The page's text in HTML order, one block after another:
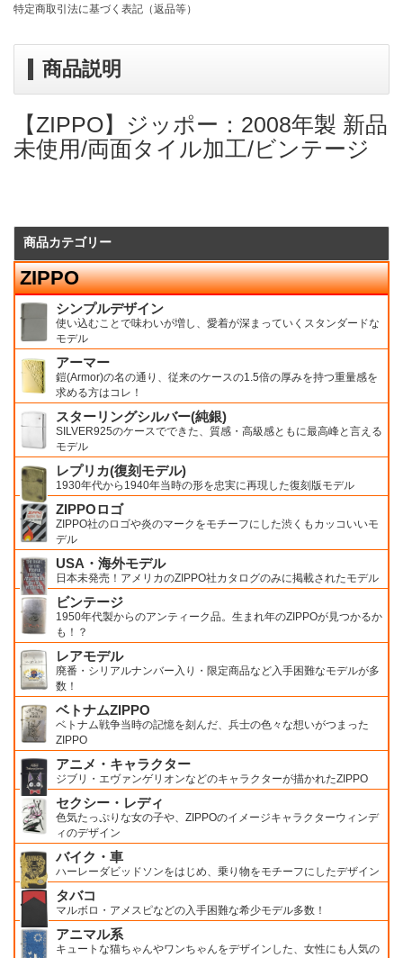
特定商取引法に基づく表記（返品等）
商品説明
【ZIPPO】ジッポー：2008年製 新品
未使用/両面タイル加工/ビンテージ
商品カテゴリー
ZIPPO
シンプルデザイン
使い込むことで味わいが増し、愛着が深まっていくスタンダードな
モデル
アーマー
鎧(Armor)の名の通り、従来のケースの1.5倍の厚みを持つ重量感を
求める方はコレ！
スターリングシルバー(純銀)
SILVER925のケースでできた、質感・高級感ともに最高峰と言える
モデル
レプリカ(復刻モデル)
1930年代から1940年当時の形を忠実に再現した復刻版モデル
ZIPPOロゴ
ZIPPO社のロゴや炎のマークをモチーフにした渋くもカッコいいモ
デル
USA・海外モデル
日本未発売！アメリカのZIPPO社カタログのみに掲載されたモデル
ビンテージ
1950年代製からのアンティーク品。生まれ年のZIPPOが見つかるか
も！？
レアモデル
廃番・シリアルナンバー入り・限定商品など入手困難なモデルが多
数！
ベトナムZIPPO
ベトナム戦争当時の記憶を刻んだ、兵士の色々な想いがつまった
ZIPPO
アニメ・キャラクター
ジブリ・エヴァンゲリオンなどのキャラクターが描かれたZIPPO
セクシー・レディ
色気たっぷりな女の子や、ZIPPOのイメージキャラクターウィンデ
ィのデザイン
バイク・車
ハーレーダビッドソンをはじめ、乗り物をモチーフにしたデザイン
タバコ
マルボロ・アメスピなどの入手困難な希少モデル多数！
アニマル系
キュートな猫ちゃんやワンちゃんをデザインした、女性にも人気の